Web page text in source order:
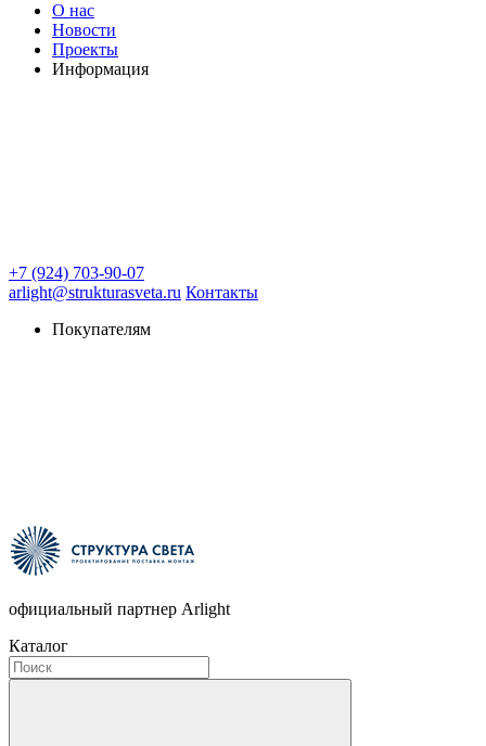
О нас
Новости
Проекты
Информация
+7 (924) 703-90-07
arlight@strukturasveta.ru Контакты
Покупателям
официальный партнер Arlight
Каталог